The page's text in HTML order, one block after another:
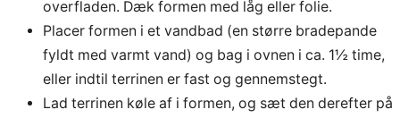
overfladen. Dæk formen med låg eller folie.
Placer formen i et vandbad (en større bradepande
fyldt med varmt vand) og bag i ovnen i ca. 1½ time,
eller indtil terrinen er fast og gennemstegt.
Lad terrinen køle af i formen, og sæt den derefter på